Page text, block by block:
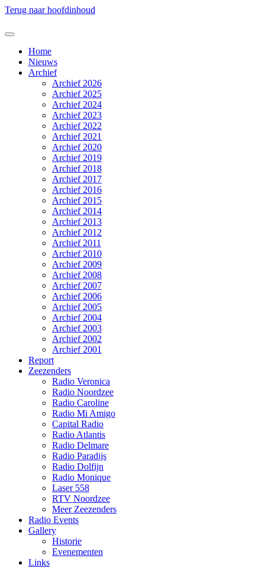
Terug naar hoofdinhoud
Home
Nieuws
Archief
Archief 2026
Archief 2025
Archief 2024
Archief 2023
Archief 2022
Archief 2021
Archief 2020
Archief 2019
Archief 2018
Archief 2017
Archief 2016
Archief 2015
Archief 2014
Archief 2013
Archief 2012
Archief 2011
Archief 2010
Archief 2009
Archief 2008
Archief 2007
Archief 2006
Archief 2005
Archief 2004
Archief 2003
Archief 2002
Archief 2001
Report
Zeezenders
Radio Veronica
Radio Noordzee
Radio Caroline
Radio Mi Amigo
Capital Radio
Radio Atlantis
Radio Delmare
Radio Paradijs
Radio Dolfijn
Radio Monique
Laser 558
RTV Noordzee
Meer Zeezenders
Radio Events
Gallery
Historie
Evenementen
Links